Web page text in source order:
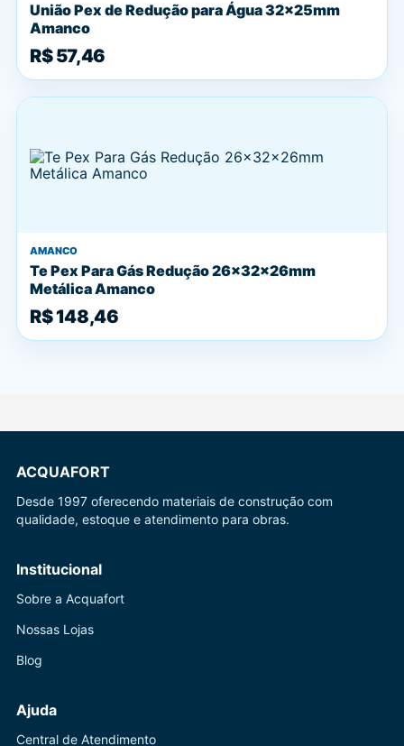
União Pex de Redução para Água 32x25mm
Amanco
R$ 57,46
AMANCO
Te Pex Para Gás Redução 26x32x26mm
Metálica Amanco
R$ 148,46
ACQUAFORT
Desde 1997 oferecendo materiais de construção com
qualidade, estoque e atendimento para obras.
Institucional
Sobre a Acquafort
Nossas Lojas
Blog
Ajuda
Central de Atendimento